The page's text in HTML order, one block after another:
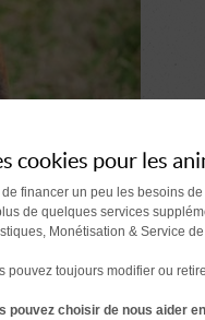
cookies pour les
de financer un peu les besoins
de quelques services
Monétisation & Service
pouvez toujours modifier ou
pouvez choisir de nous aider